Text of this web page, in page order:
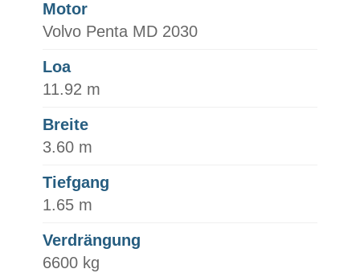
Motor
Volvo Penta MD 2030
Loa
11.92 m
Breite
3.60 m
Tiefgang
1.65 m
Verdrängung
6600 kg